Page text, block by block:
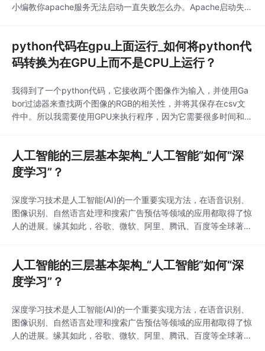
小编教你apache服务无法启动一直失败怎么办。Apache启动失败
果发现端口被多个占用，你可以用Win+R的方式，输入Re
python代码在gpu上面运行_如何将python代
码转换为在GPU上而不是CPU上运行？
我得到了一个python代码，它接收两个图像作为输入，并使用Ga
bor过滤器来查找两个图像的RGB的相关性，并将其保存在csv文
件中。所以我需要使用GPU来执行程序，因为它需要很多时间和C
不确定如何继续实现它，以及在不改变代码的情况下实现它的最佳
方法是什么。
人工智能的三层基本架构_“人工智能”如何“深
度学习”？
深度学习技术是人工智能(AI)的一个重要实现方法，在语音识别、
图像识别、自然语言处理和搜索广告预估等领域的应用都取得了惊
人的进展。缘其如此，谷歌、微软、阿里、腾讯、百度等全球著名
涉足深度学习领域，大量以深度学习为核心技术的创业公司涌现。
可以想象在不久的未来，以深度学习为代表的人工智能
人工智能的三层基本架构_“人工智能”如何“深
度学习”？
深度学习技术是人工智能(AI)的一个重要实现方法，在语音识别、
图像识别、自然语言处理和搜索广告预估等领域的应用都取得了惊
人的进展。缘其如此，谷歌、微软、阿里、腾讯、百度等全球著名